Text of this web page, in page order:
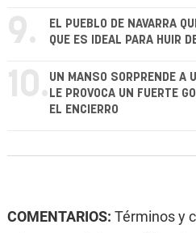
9.
EL PUEBLO DE NAVARRA
QUE ES IDEAL PARA HUIR
10. UN MANSO SORPRENDE A
LE PROVOCA UN FUERTE
EL ENCIERRO
COMENTARIOS: Términos y